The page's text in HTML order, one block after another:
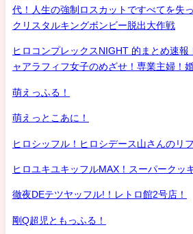
代！人生の強制ロスカットですべてを失
クリスタルキングボンビー脱出大作戦
ヒロコンプレックスNIGHT 的まとめ速報
ャアラフィフ女子のめざせ！専業主婦！
萌えっふる！
萌えっとこあに！
ヒロシッフル！ヒロシデース山さんのリ
ヒロユキユキッフルMAX！スーパークッ
徹夜DEテツヤッフル!！レトロ館2号店！
剛Q超児ともっふる！